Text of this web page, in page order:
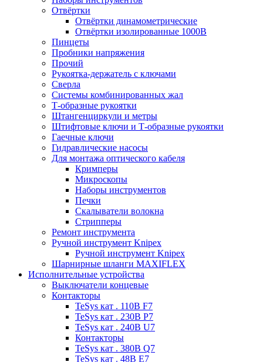
Отвёртки
Отвёртки динамометрические
Отвёртки изолированные 1000В
Пинцеты
Пробники напряжения
Прочий
Рукоятка-держатель с ключами
Сверла
Системы комбинированных жал
Т-образные рукоятки
Штангенциркули и метры
Штифтовые ключи и Т-образные рукоятки
Гаечные ключи
Гидравлические насосы
Для монтажа оптического кабеля
Кримперы
Микроскопы
Наборы инструментов
Печки
Скалыватели волокна
Стрипперы
Ремонт инструмента
Ручной инструмент Knipex
Ручной инструмент Knipex
Шарнирные шланги MAXIFLEX
Исполнительные устройства
Выключатели концевые
Контакторы
TeSys кат . 110В F7
TeSys кат . 230В P7
TeSys кат . 240В U7
Контакторы
TeSys кат . 380В Q7
TeSys кат . 48В E7